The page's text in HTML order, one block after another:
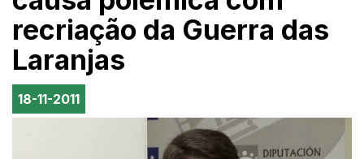
recriação da Guerra das
Laranjas
18-11-2011